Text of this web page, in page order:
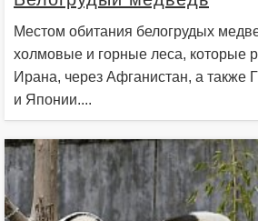
Местом обитания белогрудых
холмовые и горные леса, которые
Ирана, через Афганистан, а также
и Японии....